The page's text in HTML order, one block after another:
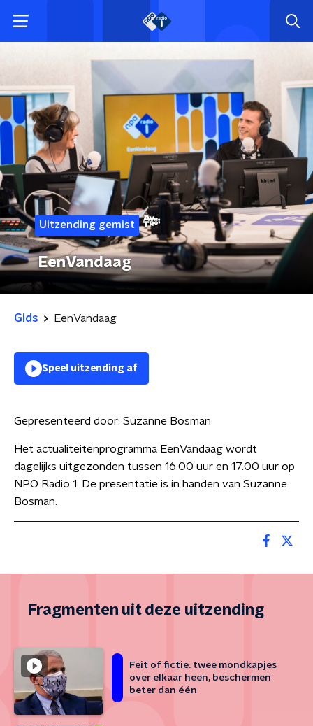
Uitzending gemist
EenVandaag
Gids EenVandaag
Speel uitzending af
Gepresenteerd door: Suzanne Bosman
Het actualiteitenprogramma EenVandaag wordt
dagelijks uitgezonden tussen 16.00 uur en 17.00 uur op
NPO Radio 1. De presentatie is in handen van Suzanne
Bosman.
Fragmenten uit deze uitzending
Feit of fictie: twee mondkapjes
over elkaar heen, beschermen
beter dan één